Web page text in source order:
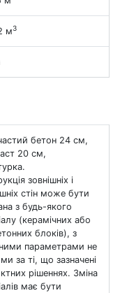
м3
бетон 24 см,
20 см,
зовнішніх і
стін може бути
з будь-якого
(керамічних або
блоків), з
параметрами не
за ті, що зазначені
рішеннях. Зміна
має бути